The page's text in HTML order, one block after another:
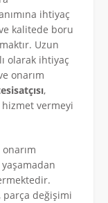
ihtiyaç
kalitede boru
Uzun
olarak ihtiyaç
onarım
,
vermeyi
parça değişimi